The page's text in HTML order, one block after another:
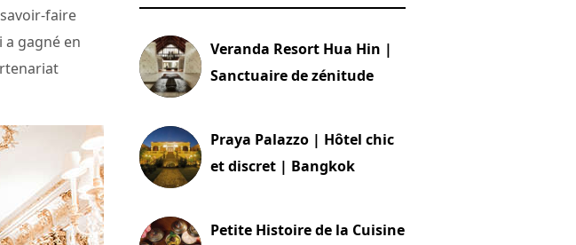
faire
a gagné en
Veranda Resort Hua Hin |
Sanctuaire de zénitude
Praya Palazzo | Hôtel chic
et discret | Bangkok
Petite Histoire de la Cuisine